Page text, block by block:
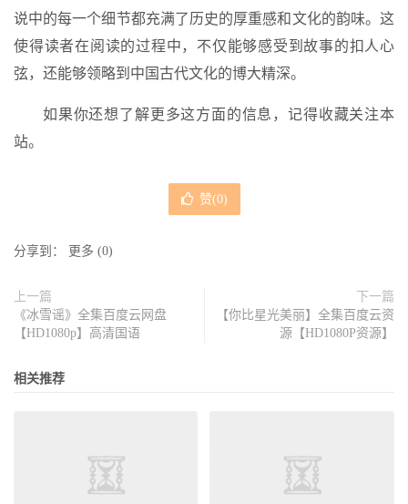
说中的每一个细节都充满了历史的厚重感和文化的韵味。这
使得读者在阅读的过程中，不仅能够感受到故事的扣人心
弦，还能够领略到中国古代文化的博大精深。
如果你还想了解更多这方面的信息，记得收藏关注本
站。
赞(0)
分享到： 更多 (0)
上一篇
《冰雪谣》全集百度云网盘
【HD1080p】高清国语
下一篇
【你比星光美丽】全集百度云资
源【HD1080P资源】
相关推荐